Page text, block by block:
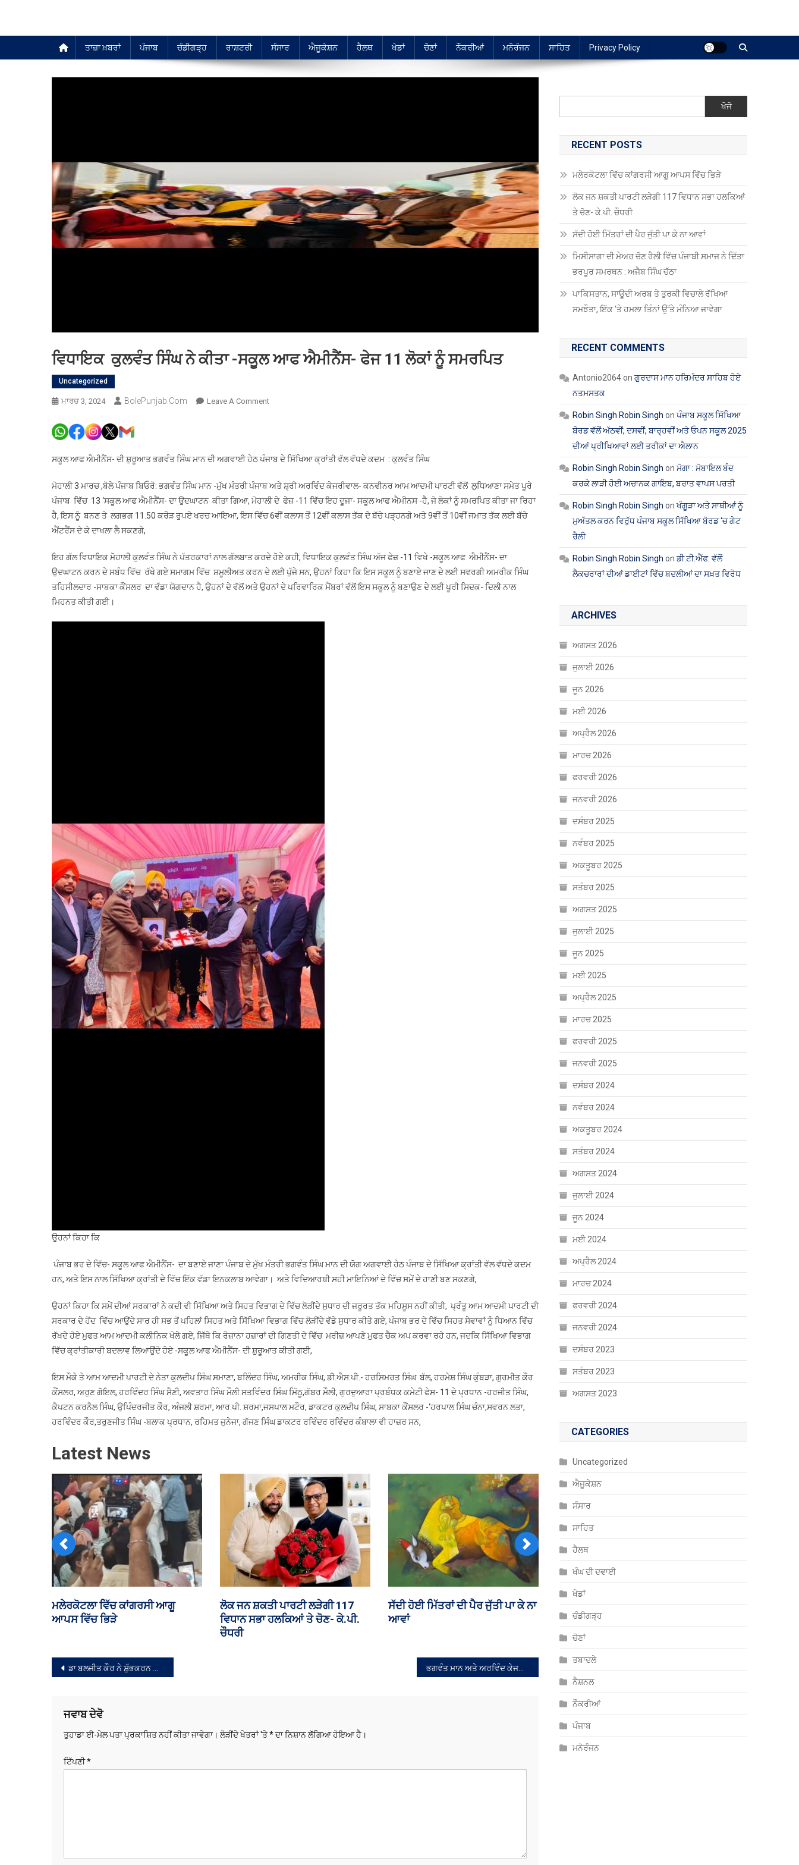
ਤਾਜ਼ਾ ਖ਼ਬਰਾਂ ਪੰਜਾਬ ਚੰਡੀਗੜ੍ਹ ਰਾਸ਼ਟਰੀ ਸੰਸਾਰ ਐਜੂਕੇਸ਼ਨ ਹੈਲਥ ਖੇਡਾਂ ਚੋਣਾਂ ਨੌਕਰੀਆਂ ਮਨੋਰੰਜਨ ਸਾਹਿਤ Privacy Policy
ਵਿਧਾਇਕ ਕੁਲਵੰਤ ਸਿੰਘ ਨੇ ਕੀਤਾ -ਸਕੂਲ ਆਫ ਐਮੀਨੈਂਸ- ਫੇਜ 11 ਲੋਕਾਂ ਨੂੰ ਸਮਰਪਿਤ
Uncategorized
ਮਾਰਚ 3, 2024 BolePunjab.com Leave A CommentOn
ਨੇ
-ਸਕੂਲ
ਆਫ
ਐਮੀਨੈਂਸ-
ਲੋਕਾਂ
ਸਮਰਪਿਤ
ਸਕੂਲ ਆਫ ਐਮੀਨੈਂਸ- ਦੀ ਸ਼ੁਰੂਆਤ ਭਗਵੰਤ ਸਿੰਘ ਮਾਨ ਦੀ ਅਗਵਾਈ ਹੇਠ ਪੰਜਾਬ ਦੇ ਸਿੱਖਿਆ ਕ੍ਰਾਂਤੀ ਵੱਲ ਵੱਧਦੇ ਕਦਮ : ਕੁਲਵੰਤ ਸਿੰਘ
ਮੋਹਾਲੀ 3 ਮਾਰਚ ,ਬੋਲੇ ਪੰਜਾਬ ਬਿਓਰੋ: ਭਗਵੰਤ ਸਿੰਘ ਮਾਨ -ਮੁੱਖ ਮੰਤਰੀ ਪੰਜਾਬ ਅਤੇ ਸ਼੍ਰੀ ਅਰਵਿੰਦ ਕੇਜਰੀਵਾਲ- ਕਨਵੀਨਰ ਆਮ ਆਦਮੀ ਪਾਰਟੀ ਵੱਲੋਂ ਲੁਧਿਆਣਾ ਸਮੇਤ ਪੂਰੇ
ਪੰਜਾਬ ਵਿੱਚ 13 ‘ਸਕੂਲ ਆਫ ਐਮੀਨੈਂਸ- ਦਾ ਉਦਘਾਟਨ ਕੀਤਾ ਗਿਆ, ਮੋਹਾਲੀ ਦੇ ਫੇਜ਼ -11 ਵਿੱਚ ਇਹ ਦੂਜਾ- ਸਕੂਲ ਆਫ ਐਮੀਨਸ -ਹੈ, ਜੋ ਲੋਕਾਂ ਨੂੰ ਸਮਰਪਿਤ ਕੀਤਾ ਜਾ ਰਿਹਾ
ਹੈ, ਇਸ ਨੂੰ ਬਨਣ ਤੇ ਲਗਭਗ 11.50 ਕਰੋੜ ਰੁਪਏ ਖਰਚ ਆਇਆ, ਇਸ ਵਿੱਚ 6ਵੀਂ ਕਲਾਸ ਤੋਂ 12ਵੀਂ ਕਲਾਸ ਤੱਕ ਦੇ ਬੱਚੇ ਪੜ੍ਹਨਗੇ ਅਤੇ 9ਵੀਂ ਤੋਂ 10ਵੀਂ ਜਮਾਤ ਤੱਕ ਲਈ ਬੱਚੇ
ਐਂਟਰੈਂਸ ਦੇ ਕੇ ਦਾਖਲਾ ਲੈ ਸਕਣਗੇ,
ਇਹ ਗੱਲ ਵਿਧਾਇਕ ਮੋਹਾਲੀ ਕੁਲਵੰਤ ਸਿੰਘ ਨੇ ਪੱਤਰਕਾਰਾਂ ਨਾਲ ਗੱਲਬਾਤ ਕਰਦੇ ਹੋਏ ਕਹੀ, ਵਿਧਾਇਕ ਕੁਲਵੰਤ ਸਿੰਘ ਅੱਜ ਫੇਜ਼ -11 ਵਿਖੇ -ਸਕੂਲ ਆਫ ਐਮੀਨੈਂਸ- ਦਾ
ਉਦਘਾਟਨ ਕਰਨ ਦੇ ਸਬੰਧ ਵਿੱਚ ਰੱਖੇ ਗਏ ਸਮਾਗਮ ਵਿੱਚ ਸ਼ਮੂਲੀਅਤ ਕਰਨ ਦੇ ਲਈ ਪੁੱਜੇ ਸਨ, ਉਹਨਾਂ ਕਿਹਾ ਕਿ ਇਸ ਸਕੂਲ ਨੂੰ ਬਣਾਏ ਜਾਣ ਦੇ ਲਈ ਸਵਰਗੀ ਅਮਰੀਕ ਸਿੰਘ
ਤਹਿਸੀਲਦਾਰ -ਸਾਬਕਾ ਕੌਂਸਲਰ ਦਾ ਵੱਡਾ ਯੋਗਦਾਨ ਹੈ, ਉਹਨਾਂ ਦੇ ਵੱਲੋਂ ਅਤੇ ਉਹਨਾਂ ਦੇ ਪਰਿਵਾਰਿਕ ਮੈਂਬਰਾਂ ਵੱਲੋਂ ਇਸ ਸਕੂਲ ਨੂੰ ਬਣਾਉਣ ਦੇ ਲਈ ਪੂਰੀ ਸਿਦਕ- ਦਿਲੀ ਨਾਲ
ਮਿਹਨਤ ਕੀਤੀ ਗਈ।
ਉਹਨਾਂ ਕਿਹਾ ਕਿ
ਪੰਜਾਬ ਭਰ ਦੇ ਵਿੱਚ- ਸਕੂਲ ਆਫ ਐਮੀਨੈਂਸ- ਦਾ ਬਣਾਏ ਜਾਣਾ ਪੰਜਾਬ ਦੇ ਮੁੱਖ ਮੰਤਰੀ ਭਗਵੰਤ ਸਿੰਘ ਮਾਨ ਦੀ ਯੋਗ ਅਗਵਾਈ ਹੇਠ ਪੰਜਾਬ ਦੇ ਸਿੱਖਿਆ ਕ੍ਰਾਂਤੀ ਵੱਲ ਵੱਧਦੇ ਕਦਮ
ਹਨ, ਅਤੇ ਇਸ ਨਾਲ ਸਿੱਖਿਆ ਕ੍ਰਾਂਤੀ ਦੇ ਵਿੱਚ ਇੱਕ ਵੱਡਾ ਇਨਕਲਾਬ ਆਵੇਗਾ। ਅਤੇ ਵਿਦਿਆਰਥੀ ਸਹੀ ਮਾਇਨਿਆਂ ਦੇ ਵਿੱਚ ਸਮੇਂ ਦੇ ਹਾਣੀ ਬਣ ਸਕਣਗੇ,
ਉਹਨਾਂ ਕਿਹਾ ਕਿ ਸਮੇਂ ਦੀਆਂ ਸਰਕਾਰਾਂ ਨੇ ਕਦੀ ਵੀ ਸਿੱਖਿਆ ਅਤੇ ਸਿਹਤ ਵਿਭਾਗ ਦੇ ਵਿੱਚ ਲੋੜੀਂਦੇ ਸੁਧਾਰ ਦੀ ਜਰੂਰਤ ਤੱਕ ਮਹਿਸੂਸ ਨਹੀਂ ਕੀਤੀ, ਪ੍ਰੰਤੂ ਆਮ ਆਦਮੀ ਪਾਰਟੀ ਦੀ
ਸਰਕਾਰ ਦੇ ਹੋਂਦ ਵਿੱਚ ਆਉਂਦੇ ਸਾਰ ਹੀ ਸਭ ਤੋਂ ਪਹਿਲਾਂ ਸਿਹਤ ਅਤੇ ਸਿੱਖਿਆ ਵਿਭਾਗ ਵਿੱਚ ਲੋੜੀਂਦੇ ਵੱਡੇ ਸੁਧਾਰ ਕੀਤੇ ਗਏ, ਪੰਜਾਬ ਭਰ ਦੇ ਵਿੱਚ ਸਿਹਤ ਸੇਵਾਵਾਂ ਨੂੰ ਧਿਆਨ ਵਿੱਚ
ਰੱਖਦੇ ਹੋਏ ਮੁਫਤ ਆਮ ਆਦਮੀ ਕਲੀਨਿਕ ਖੋਲੇ ਗਏ, ਜਿੱਥੇ ਕਿ ਰੋਜ਼ਾਨਾ ਹਜ਼ਾਰਾਂ ਦੀ ਗਿਣਤੀ ਦੇ ਵਿੱਚ ਮਰੀਜ਼ ਆਪਣੇ ਮੁਫਤ ਚੈਕ ਅਪ ਕਰਵਾ ਰਹੇ ਹਨ, ਜਦਕਿ ਸਿੱਖਿਆ ਵਿਭਾਗ
ਵਿੱਚ ਕ੍ਰਾਂਤੀਕਾਰੀ ਬਦਲਾਵ ਲਿਆਉਂਦੇ ਹੋਏ -ਸਕੂਲ ਆਫ ਐਮੀਨੈਂਸ- ਦੀ ਸ਼ੁਰੂਆਤ ਕੀਤੀ ਗਈ,
ਇਸ ਮੌਕੇ ਤੇ ਆਮ ਆਦਮੀ ਪਾਰਟੀ ਦੇ ਨੇਤਾ ਕੁਲਦੀਪ ਸਿੰਘ ਸਮਾਣਾ, ਬਲਿੰਦਰ ਸਿੰਘ, ਅਮਰੀਕ ਸਿੰਘ, ਡੀ.ਐਸ.ਪੀ.- ਹਰਸਿਮਰਤ ਸਿੰਘ ਬੱਲ, ਹਰਮੇਸ਼ ਸਿੰਘ ਕੁੰਬੜਾ, ਗੁਰਮੀਤ ਕੌਰ
ਕੌਂਸਲਰ, ਅਰੁਣ ਗੋਇਲ, ਹਰਵਿੰਦਰ ਸਿੰਘ ਸੈਣੀ, ਅਵਤਾਰ ਸਿੰਘ ਮੌਲੀ ਸਤਵਿੰਦਰ ਸਿੰਘ ਮਿੱਠੂ,ਗੱਬਰ ਮੌਲੀ, ਗੁਰਦੁਆਰਾ ਪ੍ਰਬੰਧਕ ਕਮੇਟੀ ਫੇਸ- 11 ਦੇ ਪ੍ਰਧਾਨ -ਹਰਜੀਤ ਸਿੰਘ,
ਕੈਪਟਨ ਕਰਨੈਲ ਸਿੰਘ, ਉਪਿੰਦਰਜੀਤ ਕੌਰ, ਅੰਜਲੀ ਸ਼ਰਮਾ, ਆਰ.ਪੀ. ਸ਼ਰਮਾ,ਜਸਪਾਲ ਮਟੌਰ, ਡਾਕਟਰ ਕੁਲਦੀਪ ਸਿੰਘ, ਸਾਬਕਾ ਕੌਂਸਲਰ -‘ਹਰਪਾਲ ਸਿੰਘ ਚੰਨਾ,ਸਵਰਨ ਲਤਾ,
ਹਰਵਿੰਦਰ ਕੌਰ,ਤਰੁਣਜੀਤ ਸਿੰਘ -ਬਲਾਕ ਪ੍ਰਧਾਨ, ਰਹਿਮਤ ਜੁਨੇਜਾ, ਗੱਜਣ ਸਿੰਘ ਡਾਕਟਰ ਰਵਿੰਦਰ ਰਵਿੰਦਰ ਕੰਬਾਲਾ ਵੀ ਹਾਜ਼ਰ ਸਨ,
Latest News
ਮਿਸੀਸਾਗਾ ਦੀ ਮੇਅਰ ਚੋਣ ਰੈਲੀ ਵਿੱਚ
ਪੰਜਾਬੀ ਸਮਾਜ ਨੇ ਦਿੱਤਾ ਭਰਪੂਰ
ਪਾਕਿਸਤਾਨ, ਸਾਊਦੀ ਅਰਬ ਤੇ ਤੁਰਕੀ
ਵਿਚਾਲੇ ਰੱਖਿਆ ਸਮਝੌਤਾ, ਇੱਕ ‘ਤੇ
ਹਮਲਾ ਤਿੰਨਾਂ ਉੱਤੇ ਮੰਨਿਆ ਜਾਵੇਗਾ
ਕੈਬਨਿਟ ਮੰਤਰੀ ਅਮਨ ਅਰੋੜਾ ਤੋਂ ਸਵਾਲ
ਪੁੱਛਣ ਜਾ ਰਹੇ ਕਿਸਾਨਾਂ ਨੂੰ ਪੁਲਿਸ ਨੇ
Previous Next
ਸੰਪਾਦਨਾ
ਡਾ ਬਲਜੀਤ ਕੌਰ ਨੇ ਸ਼ੁੱਭਕਰਨ ਸਿੰਘ ਦੇ ਪਰਿਵਾਰ ਨਾਲ ਦੁੱਖ ਕੀਤਾ ਸਾਂਝਾ ਭਗਵੰਤ ਮਾਨ ਅਤੇ ਅਰਵਿੰਦ ਕੇਜਰੀਵਾਲ ਨੇ ਪੰਜਾਬ ਦੇ 13 ਸਕੂਲ ਆਫ ਐਮੀਨੈਂਸ ਲੋਕਾਂ ਨੂੰ ਕੀਤੇ ਸਮਰਪਿਤ
ਜਵਾਬ ਦੇਵੋ
ਤੁਹਾਡਾ ਈ-ਮੇਲ ਪਤਾ ਪ੍ਰਕਾਸ਼ਿਤ ਨਹੀਂ ਕੀਤਾ ਜਾਵੇਗਾ। ਲੋੜੀਂਦੇ ਖੇਤਰਾਂ 'ਤੇ*ਦਾ ਨਿਸ਼ਾਨ ਲੱਗਿਆ ਹੋਇਆ ਹੈ।
ਟਿੱਪਣੀ*
ਖੋਜੋ
RECENT POSTS
ਮਲੇਰਕੋਟਲਾ ਵਿੱਚ ਕਾਂਗਰਸੀ ਆਗੂ ਆਪਸ ਵਿੱਚ ਭਿੜੇ
ਲੋਕ ਜਨ ਸ਼ਕਤੀ ਪਾਰਟੀ ਲੜੇਗੀ 117 ਵਿਧਾਨ ਸਭਾ ਹਲਕਿਆਂ
ਤੇ ਚੋਣ- ਕੇ.ਪੀ. ਚੌਧਰੀ
ਸੱਦੀ ਹੋਈ ਮਿੱਤਰਾਂ ਦੀ ਪੈਰ ਜੁੱਤੀ ਪਾ ਕੇ ਨਾ ਆਵਾਂ
ਮਿਸੀਸਾਗਾ ਦੀ ਮੇਅਰ ਚੋਣ ਰੈਲੀ ਵਿੱਚ ਪੰਜਾਬੀ ਸਮਾਜ ਨੇ ਦਿੱਤਾ
ਭਰਪੂਰ ਸਮਰਥਨ : ਅਜੈਬ ਸਿੰਘ ਚੱਠਾ
ਪਾਕਿਸਤਾਨ, ਸਾਊਦੀ ਅਰਬ ਤੇ ਤੁਰਕੀ ਵਿਚਾਲੇ ਰੱਖਿਆ
ਸਮਝੌਤਾ, ਇੱਕ ‘ਤੇ ਹਮਲਾ ਤਿੰਨਾਂ ਉੱਤੇ ਮੰਨਿਆ ਜਾਵੇਗਾ
RECENT COMMENTS
Antonio2064onਗੁਰਦਾਸ ਮਾਨ ਹਰਿਮੰਦਰ ਸਾਹਿਬ ਹੋਏ
ਨਤਮਸਤਕ
Robin Singh Robin Singh onਪੰਜਾਬ ਸਕੂਲ ਸਿੱਖਿਆ
ਬੋਰਡ ਵੱਲੋਂ ਅੱਠਵੀਂ, ਦਸਵੀਂ, ਬਾਰ੍ਹਵੀਂ ਅਤੇ ਓਪਨ ਸਕੂਲ 2025
ਦੀਆਂ ਪ੍ਰੀਖਿਆਵਾਂ ਲਈ ਤਰੀਕਾਂ ਦਾ ਐਲਾਨ
Robin Singh Robin Singh onਮੋਗਾ : ਮੋਬਾਇਲ ਬੰਦ
ਕਰਕੇ ਲਾੜੀ ਹੋਈ ਅਚਾਨਕ ਗਾਇਬ, ਬਰਾਤ ਵਾਪਸ ਪਰਤੀ
Robin Singh Robin Singh onਖੰਗੂੜਾ ਅਤੇ ਸਾਥੀਆਂ ਨੂੰ
ਮੁਅੱਤਲ ਕਰਨ ਵਿਰੁੱਧ ਪੰਜਾਬ ਸਕੂਲ ਸਿੱਖਿਆ ਬੋਰਡ ‘ਚ ਗੇਟ
ਰੈਲੀ
Robin Singh Robin Singh onਡੀ.ਟੀ.ਐੱਫ. ਵੱਲੋਂ
ਲੈਕਚਰਾਰਾਂ ਦੀਆਂ ਡਾਈਟਾਂ ਵਿੱਚ ਬਦਲੀਆਂ ਦਾ ਸਖ਼ਤ ਵਿਰੋਧ
ARCHIVES
ਅਗਸਤ 2026
ਜੁਲਾਈ 2026
ਜੂਨ 2026
ਮਈ 2026
ਅਪ੍ਰੈਲ 2026
ਮਾਰਚ 2026
ਫਰਵਰੀ 2026
ਜਨਵਰੀ 2026
ਦਸੰਬਰ 2025
ਨਵੰਬਰ 2025
ਅਕਤੂਬਰ 2025
ਸਤੰਬਰ 2025
ਅਗਸਤ 2025
ਜੁਲਾਈ 2025
ਜੂਨ 2025
ਮਈ 2025
ਅਪ੍ਰੈਲ 2025
ਮਾਰਚ 2025
ਫਰਵਰੀ 2025
ਜਨਵਰੀ 2025
ਦਸੰਬਰ 2024
ਨਵੰਬਰ 2024
ਅਕਤੂਬਰ 2024
ਸਤੰਬਰ 2024
ਅਗਸਤ 2024
ਜੁਲਾਈ 2024
ਜੂਨ 2024
ਮਈ 2024
ਅਪ੍ਰੈਲ 2024
ਮਾਰਚ 2024
ਫਰਵਰੀ 2024
ਜਨਵਰੀ 2024
ਦਸੰਬਰ 2023
ਸਤੰਬਰ 2023
ਅਗਸਤ 2023
CATEGORIES
Uncategorized
ਐਜੂਕੇਸ਼ਨ
ਸੰਸਾਰ
ਸਾਹਿਤ
ਹੈਲਥ
ਖੰਘ ਦੀ ਦਵਾਈ
ਖੇਡਾਂ
ਚੰਡੀਗੜ੍ਹ
ਚੋਣਾਂ
ਤਬਾਦਲੇ
ਨੈਸ਼ਨਲ
ਨੌਕਰੀਆਂ
ਪੰਜਾਬ
ਮਨੋਰੰਜਨ